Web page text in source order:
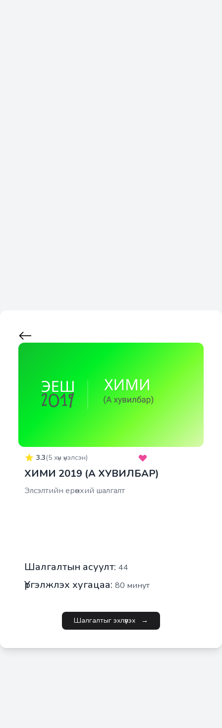
3.3(5 хүн үнэлсэн)
ХИМИ 2019 (A ХУВИЛБАР)
Элсэлтийн ерөнхий шалгалт
Шалгалтын асуулт: 44
Үргэлжлэх хугацаа: 80 минут
Шалгалтыг эхлүүлэх →